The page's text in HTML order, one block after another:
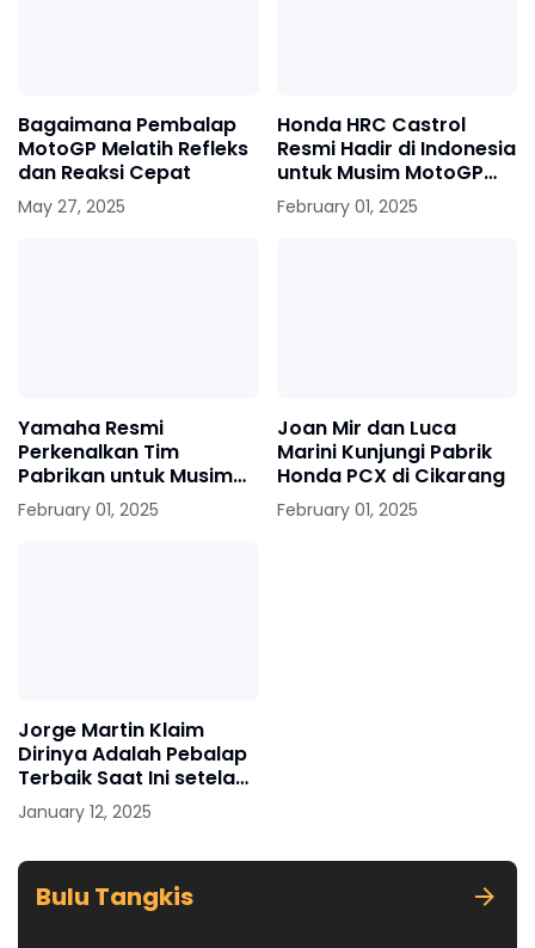
Bagaimana Pembalap
MotoGP Melatih Refleks
dan Reaksi Cepat
May 27, 2025
Honda HRC Castrol
Resmi Hadir di Indonesia
untuk Musim MotoGP
2025
February 01, 2025
Yamaha Resmi
Perkenalkan Tim
Pabrikan untuk Musim
MotoGP 2025 dengan
Perubahan Livery
February 01, 2025
Joan Mir dan Luca
Marini Kunjungi Pabrik
Honda PCX di Cikarang
February 01, 2025
Jorge Martin Klaim
Dirinya Adalah Pebalap
Terbaik Saat Ini setelah
Menjadi Juara Dunia
MotoGP 2024
January 12, 2025
Bulu Tangkis